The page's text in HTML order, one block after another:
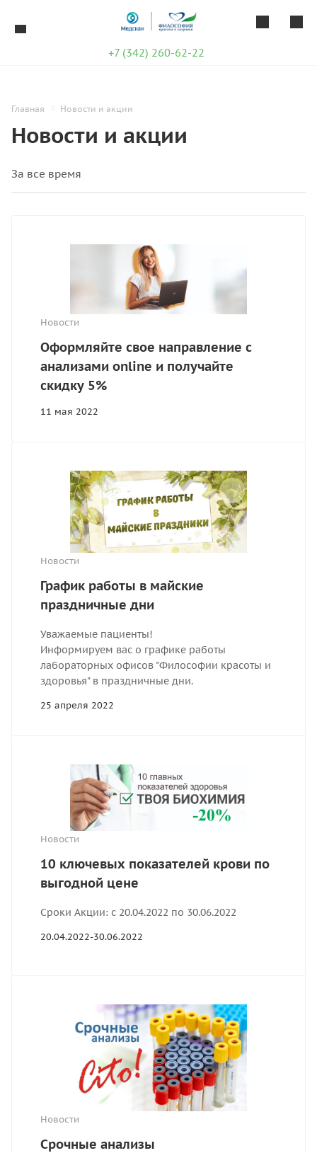
+7 (342) 260-62-22
Главная Новости и акции
Новости и акции
Новости
Оформляйте свое направление с
анализами online и получайте
скидку 5%
11 мая 2022
Новости
График работы в майские
праздничные дни
Уважаемые пациенты!
Информируем вас о графике работы
лабораторных офисов "Философии красоты и
здоровья" в праздничные дни.
25 апреля 2022
Новости
10 ключевых показателей крови по
выгодной цене
Сроки Акции: с 20.04.2022 по 30.06.2022
20.04.2022-30.06.2022
Новости
Срочные анализы